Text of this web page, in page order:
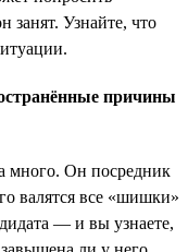
занят. Узнайте, что
причины
много. Он посредник
валятся все «шишки»
— и вы узнаете,